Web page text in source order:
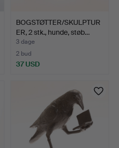
BOGSTØTTER/SKULPTUR
ER, 2 stk., hunde, støb…
3 dage
2 bud
37 USD